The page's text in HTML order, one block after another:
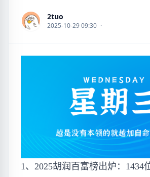
2tuo
2025-10-29 09:30 ·
1、2025胡润百富榜出炉：1434